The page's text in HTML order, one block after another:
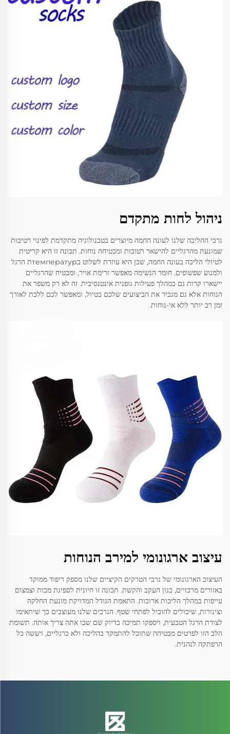
ניהול לחות מתקדם
גרבי ההליכה שלנו לעונה החמה מיוצרים בטכנולוגיה מתקדמת לפינוי רטיבות
שמונעת מהרגליים להישאר רטובות ומבטיחה נוחות. תכונה זו היא קריטית
לטיולי הליכה בעונה החמה, שכן היא עוזרת לשלוט בтемпературת הרגל
ולמנוע שפשופים. חומר הנשימה מאפשר זרימת אויר, ומבטיח שהרגליים
יישארו קרות גם במהלך פעילות גופנית אינטנסיבית. זה לא רק משפר את
הנוחות אלא גם מגביר את הביצועים שלכם בטיול, ומאפשר לכם ללכת לאורך
זמן רב יותר ללא אי-נוחות.
עיצוב ארגונומי למירב הנוחות
העיצוב הארגונומי של גרבי הטרקים הקיציים שלנו מספק ריפוד ממוקד
באזורים מרכזיים, כגון העקב והקשת. תכונה זו חיונית לספיגת מכות וצמצום
עייפות במהלך הליכות ארוכות. התאמת הגודל המדויקת מונעת החלקה
וצינורות, שיכולים להוביל לפתחי שטף. הגרבים שלנו מעוצבים כך שיתאימו
לצורת הרגל הטבעית, ויספקו תמיכה בדיוק שם שבו אתה צריך אותה. תשומת
הלב הזו לפרטים מבטיחה שתוכל להתמקד בהליכה ולא ברגליים, ויעשה כל
הרפתקה לנהנית.